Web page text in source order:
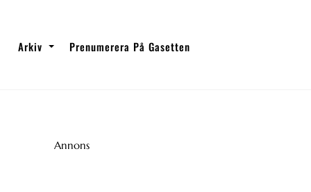
Arkiv Prenumerera På Gasetten
Annons